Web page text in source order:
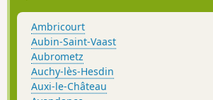
Ambricourt
Aubin-Saint-Vaast
Aubrometz
Auchy-lès-Hesdin
Auxi-le-Château